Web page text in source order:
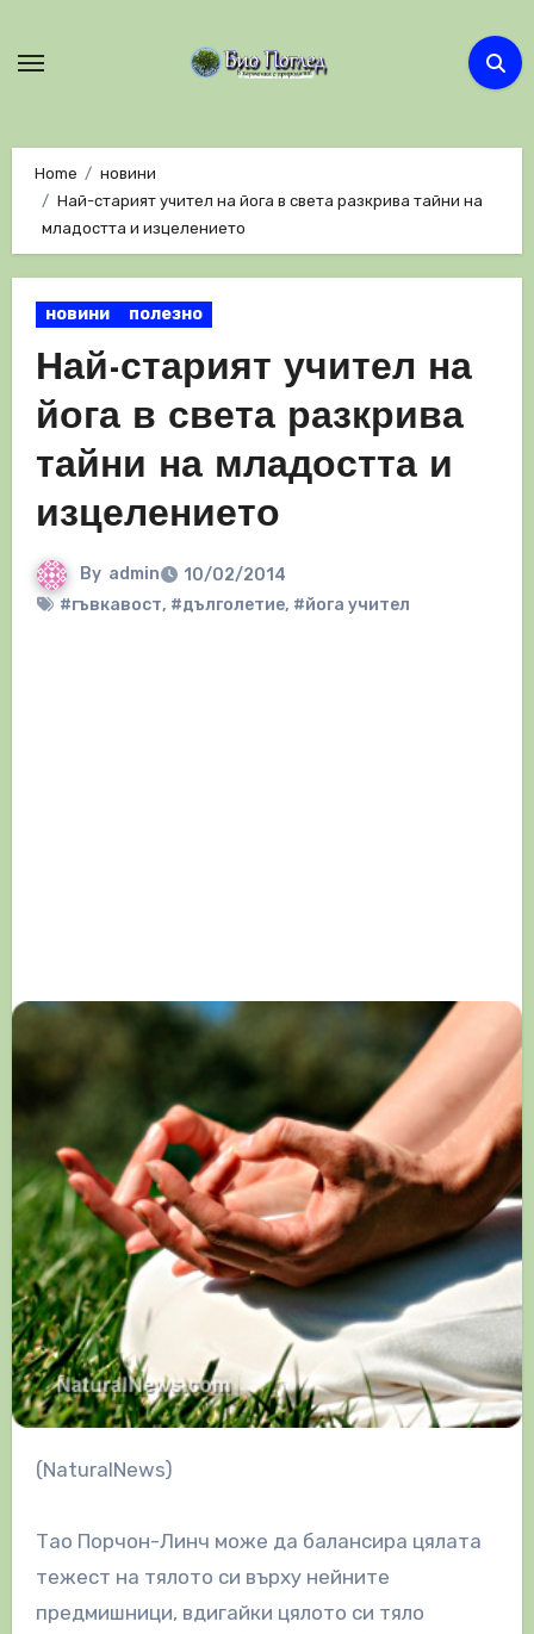
Home
новини
Най-старият учител на йога в света разкрива тайни на
младостта и изцелението
новини полезно
Най-старият учител на
йога в света разкрива
тайни на младостта и
изцелението
By admin
10/02/2014
#гъвкавост, #дълголетие, #йога учител
(NaturalNews)
Тао Порчон-Линч може да балансира цялата
тежест на тялото си върху нейните
предмишници, вдигайки цялото си тяло